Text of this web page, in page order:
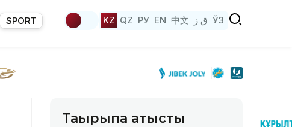
SPORT KZ QZ РУ EN 中文 ق ز ЎЗ
Тақырыпқа қатысты